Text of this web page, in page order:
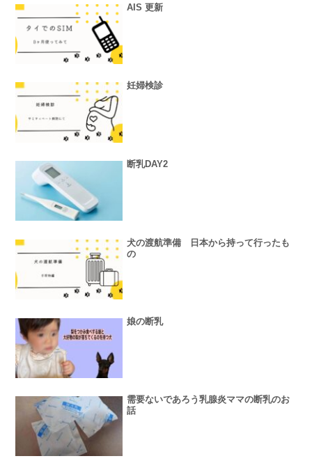
AIS 更新
妊婦検診
断乳DAY2
犬の渡航準備 日本から持って行ったも
の
娘の断乳
需要ないであろう乳腺炎ママの断乳のお
話